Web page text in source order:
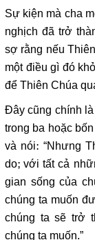
Sự kiện mà cha
nghịch đã trở
sợ rằng nếu
một điều gì đó
để Thiên Chúa
Đây cũng chính
trong ba hoặc
và nói: “Nhưng
do; với tất cả
gian sống của
chúng ta muốn
chúng ta sẽ trở
chúng ta muốn.”